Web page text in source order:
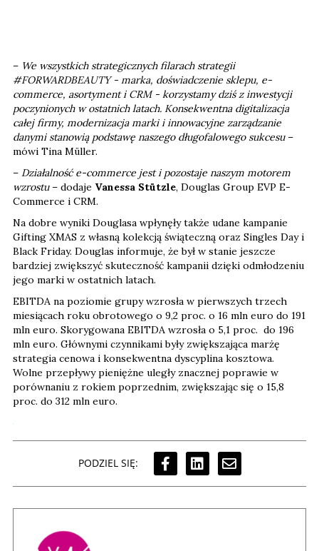
– We wszystkich strategicznych filarach strategii
#FORWARDBEAUTY - marka, doświadczenie sklepu, e-
commerce, asortyment i CRM - korzystamy dziś z inwestycji
poczynionych w ostatnich latach. Konsekwentna digitalizacja
całej firmy, modernizacja marki i innowacyjne zarządzanie
danymi stanowią podstawę naszego długofalowego sukcesu–
mówi Tina Müller.
– Działalność e-commerce jest i pozostaje naszym motorem
wzrostu– dodaje Vanessa Stützle, Douglas Group EVP E-
Commerce i CRM.
Na dobre wyniki Douglasa wpłynęły także udane kampanie
Gifting XMAS z własną kolekcją świąteczną oraz Singles Day i
Black Friday. Douglas informuje, że był w stanie jeszcze
bardziej zwiększyć skuteczność kampanii dzięki odmłodzeniu
jego marki w ostatnich latach.
EBITDA na poziomie grupy wzrosła w pierwszych trzech
miesiącach roku obrotowego o 9,2 proc. o 16 mln euro do 191
mln euro. Skorygowana EBITDA wzrosła o 5,1 proc. do 196
mln euro. Głównymi czynnikami były zwiększająca marżę
strategia cenowa i konsekwentna dyscyplina kosztowa.
Wolne przepływy pieniężne uległy znacznej poprawie w
porównaniu z rokiem poprzednim, zwiększając się o 15,8
proc. do 312 mln euro.
PODZIEL SIĘ: